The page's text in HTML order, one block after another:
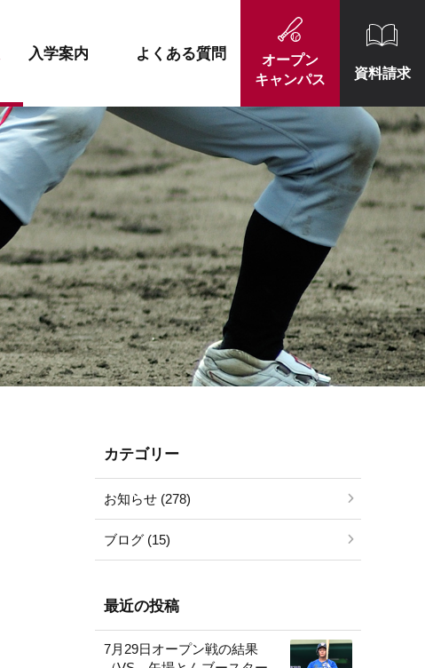
施設紹介
就職実績一覧
入学案内 よくある質問
オープン
キャンパス
資料請求
カテゴリー
お知らせ (278)
ブログ (15)
最近の投稿
7月29日オープン戦の結果